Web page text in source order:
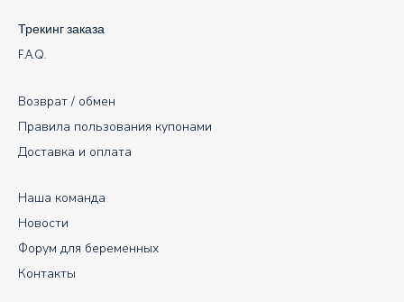
Наша команда
Новости
Форум для беременных
Контакты
Возврат / обмен
Правила пользования купонами
Доставка и оплата
Трекинг заказа
F.A.Q.